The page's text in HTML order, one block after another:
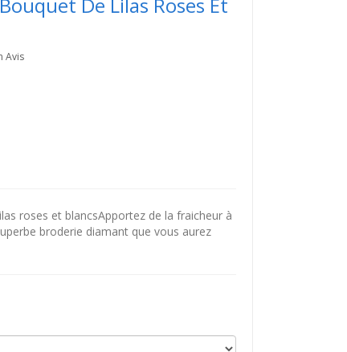
Avis
roses et blancsApportez de la fraicheur à
broderie diamant que vous aurez